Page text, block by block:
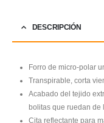
DESCRIPCIÓN
Forro de micro-polar
Transpirable, corta
Acabado del tejido
bolitas que ruedan de
Cita reflectante para